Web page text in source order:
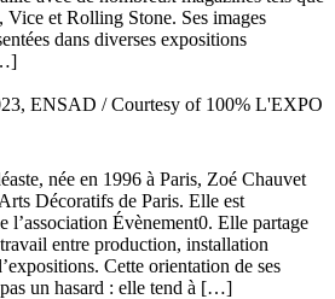
et Rolling Stone. Ses images
dans diverses expositions
ENSAD / Courtesy of 100% L'EXPO
née en 1996 à Paris, Zoé Chauvet
Décoratifs de Paris. Elle est
l’association Évènement0. Elle partage
entre production, installation
Cette orientation de ses
un hasard : elle tend à […]